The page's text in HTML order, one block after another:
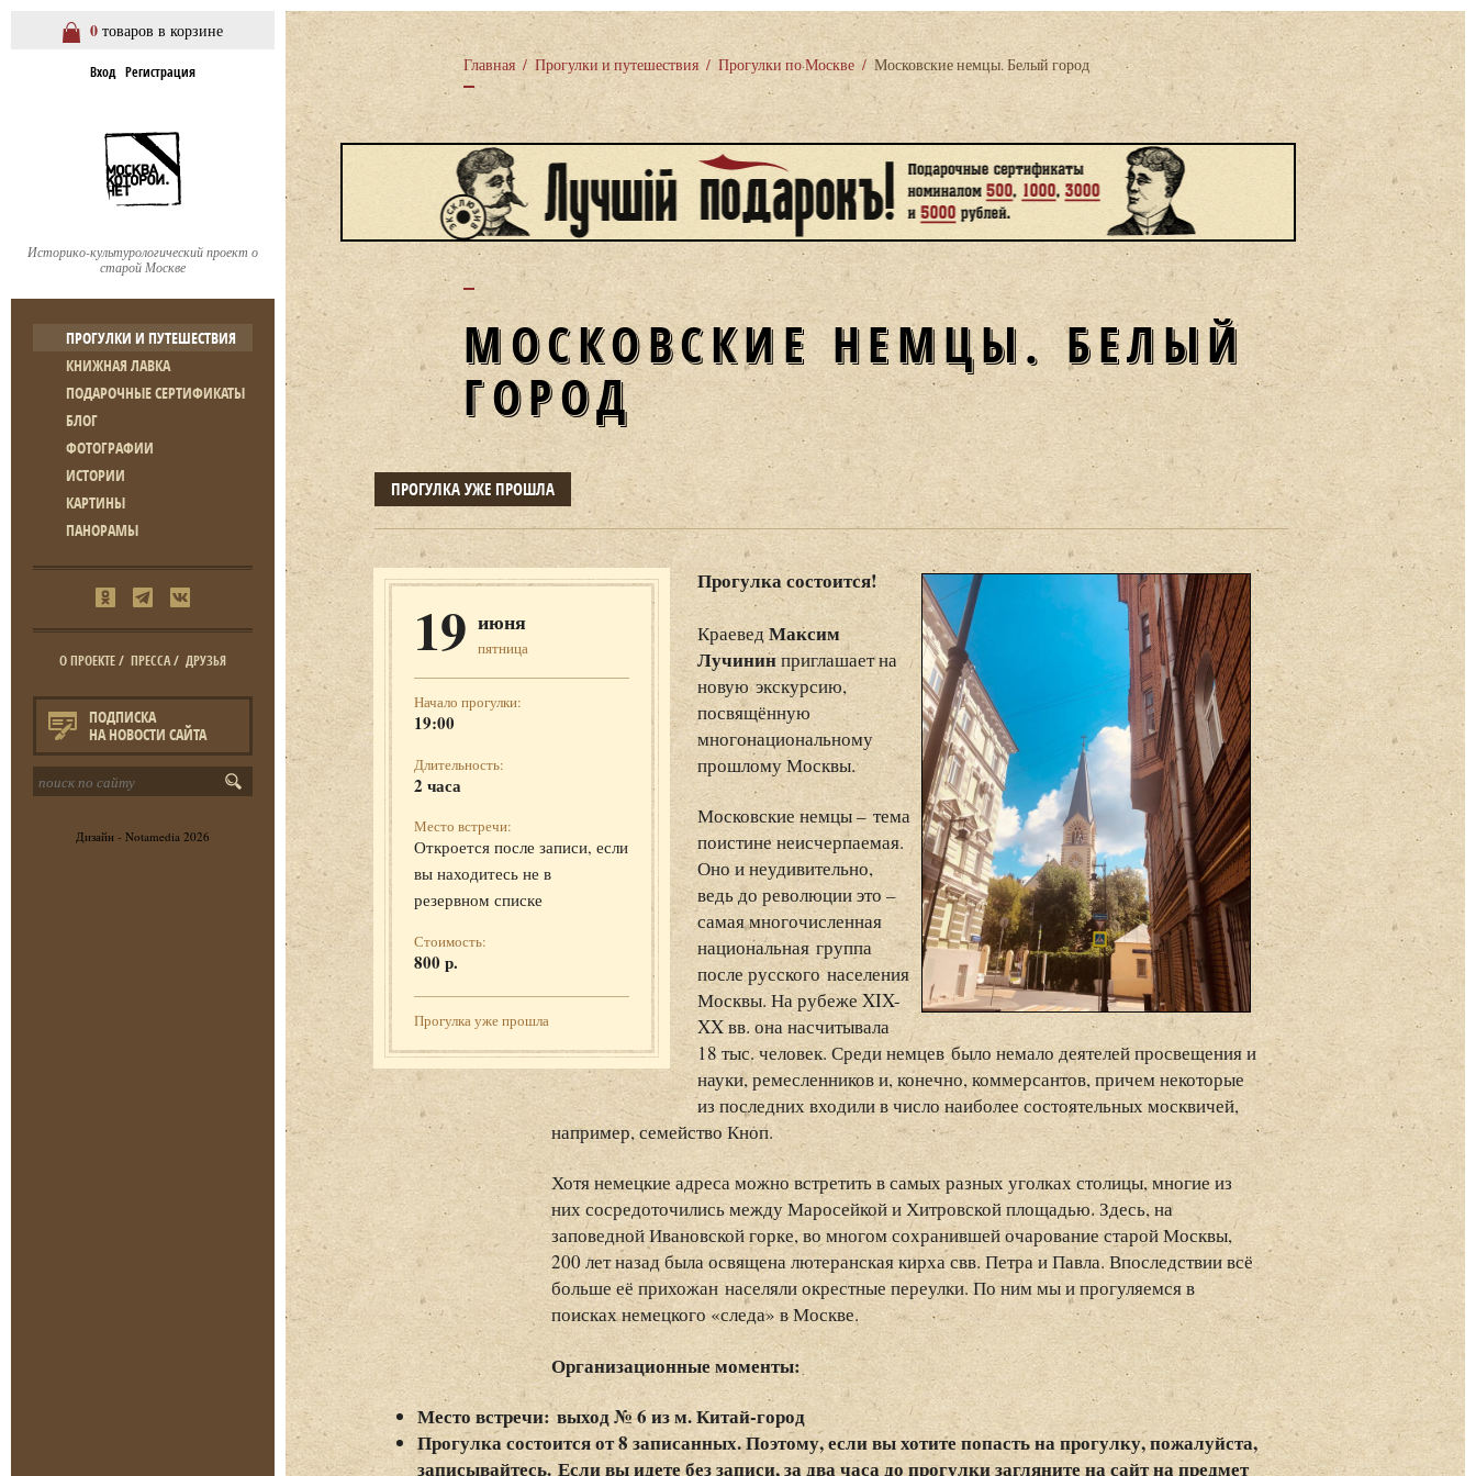
0 товаров в корзине
Вход Регистрация
Историко-культурологический проект о
старой Москве
ПРОГУЛКИ И ПУТЕШЕСТВИЯ
КНИЖНАЯ ЛАВКА
ПОДАРОЧНЫЕ СЕРТИФИКАТЫ
БЛОГ
ФОТОГРАФИИ
ИСТОРИИ
КАРТИНЫ
ПАНОРАМЫ
О ПРОЕКТЕ/ ПРЕССА/ ДРУЗЬЯ
ПОДПИСКА
НА НОВОСТИ САЙТА
Дизайн - Notamedia 2026
Главная / Прогулки и путешествия / Прогулки по Москве / Московские немцы. Белый город
МОСКОВСКИЕ НЕМЦЫ. БЕЛЫЙ
ГОРОД
ПРОГУЛКА УЖЕ ПРОШЛА
19 июня
пятница
Начало прогулки:
19:00
Длительность:
2 часа
Место встречи:
Откроется после записи, если
вы находитесь не в
резервном списке
Стоимость:
800 р.
Прогулка уже прошла
Прогулка состоится!
КраеведМаксим
Лучининприглашает на
новую экскурсию,
посвящённую
многонациональному
прошлому Москвы.
Московские немцы – тема
поистине неисчерпаемая.
Оно и неудивительно,
ведь до революции это –
самая многочисленная
национальная группа
после русского населения
Москвы. На рубеже XIX-
XX вв. она насчитывала
18 тыс. человек. Среди немцев было немало деятелей просвещения и
науки, ремесленников и, конечно, коммерсантов, причем некоторые
из последних входили в число наиболее состоятельных москвичей,
например, семейство Кноп.
Хотя немецкие адреса можно встретить в самых разных уголках столицы, многие из
них сосредоточились между Маросейкой и Хитровской площадью. Здесь, на
заповедной Ивановской горке, во многом сохранившей очарование старой Москвы,
200 лет назад была освящена лютеранская кирха свв. Петра и Павла. Впоследствии всё
больше её прихожан населяли окрестные переулки. По ним мы и прогуляемся в
поисках немецкого «следа» в Москве.
Организационные моменты:
Место встречи:выход № 6 из м. Китай-город
Прогулка состоится от 8 записанных. Поэтому, если вы хотите попасть на прогулку, пожалуйста,
записывайтесь. Если вы идете без записи, за два часа до прогулки загляните на сайт на предмет